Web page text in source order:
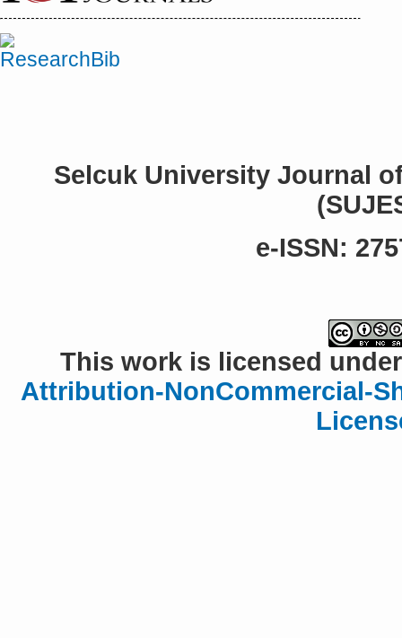
Selcuk University Journal
e-ISSN:
This work is licensed
Attribution-NonCommercial-